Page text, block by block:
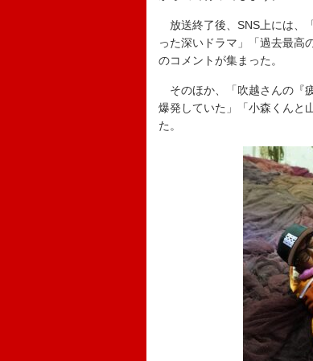
放送終了後、SNS上には、
った深いドラマ」「過去最高
のコメントが集まった。
そのほか、「吹越さんの『
爆発していた」「小森くんと
た。